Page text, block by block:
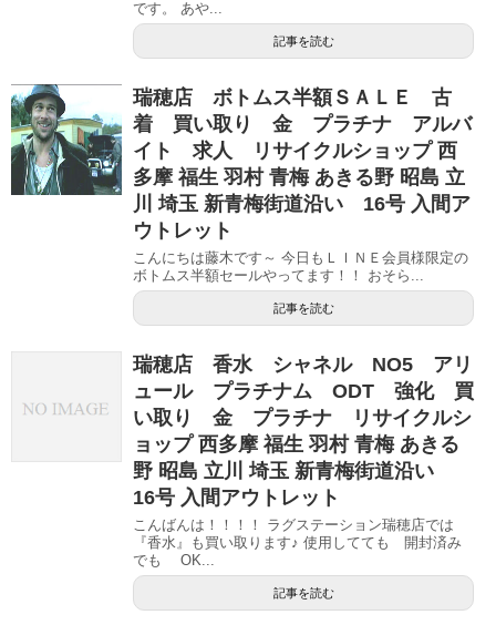
です。 あや...
記事を読む
瑞穂店 ボトムス半額ＳＡＬＥ 古
着 買い取り 金 プラチナ アルバ
イト 求人 リサイクルショップ 西
多摩 福生 羽村 青梅 あきる野 昭島 立
川 埼玉 新青梅街道沿い 16号 入間ア
ウトレット
こんにちは藤木です～ 今日もＬＩＮＥ会員様限定の
ボトムス半額セールやってます！！ おそら...
記事を読む
瑞穂店 香水 シャネル NO5 アリ
ュール プラチナム ODT 強化 買
い取り 金 プラチナ リサイクルシ
ョップ 西多摩 福生 羽村 青梅 あきる
野 昭島 立川 埼玉 新青梅街道沿い
16号 入間アウトレット
こんばんは！！！！ ラグステーション瑞穂店では
『香水』も買い取ります♪ 使用してても 開封済み
でも OK...
記事を読む